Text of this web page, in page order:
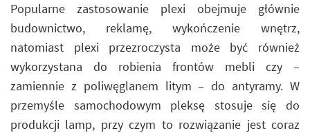
Popularne zastosowanie plexi obejmuje głównie
budownictwo, reklamę, wykończenie wnętrz,
natomiast plexi przezroczysta może być również
wykorzystana do robienia frontów mebli czy –
zamiennie z poliwęglanem litym – do antyramy. W
przemyśle samochodowym pleksę stosuje się do
produkcji lamp, przy czym to rozwiązanie jest coraz